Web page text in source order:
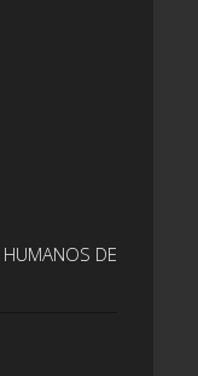
HUMANOS DE